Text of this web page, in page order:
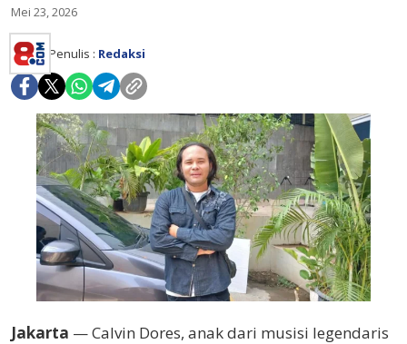
Mei 23, 2026
Penulis : Redaksi
Jakarta — Calvin Dores, anak dari musisi legendaris